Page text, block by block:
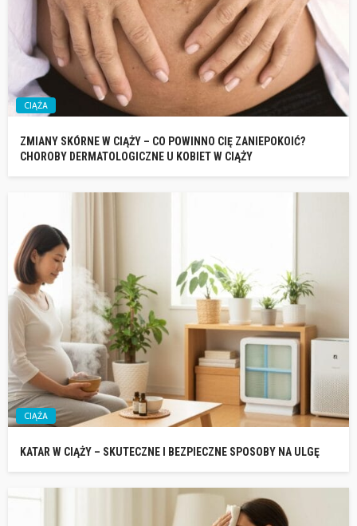
CIĄŻA
ZMIANY SKÓRNE W CIĄŻY – CO POWINNO CIĘ ZANIEPOKOIĆ?
CHOROBY DERMATOLOGICZNE U KOBIET W CIĄŻY
CIĄŻA
KATAR W CIĄŻY – SKUTECZNE I BEZPIECZNE SPOSOBY NA ULGĘ